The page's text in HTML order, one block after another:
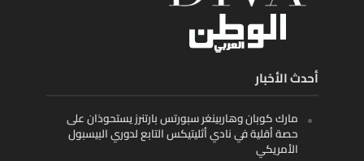
أحدث الأخبار
مارك كوبان وهاربينغر سبورتس بارتنرز يستحوذان على
حصة أقلية في نادي أثليتيكس التابع لدوري البيسبول
الأمريكي